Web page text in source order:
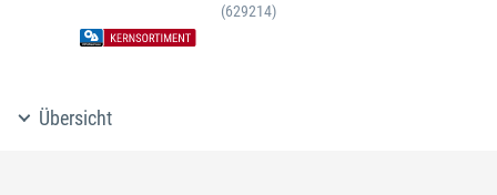
(629214)
Übersicht